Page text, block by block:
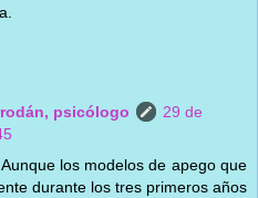
psicólogo
29 de
los modelos de apego que
durante los tres primeros años